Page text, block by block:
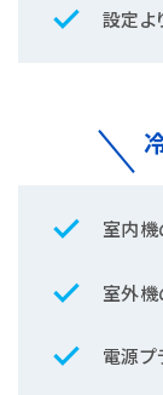
「30
異臭や
check 設定よ
check 室内機
check 室外機
check 電源プ